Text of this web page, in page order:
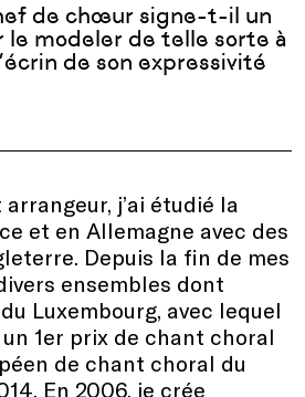
de chœur signe-t-il un
le modeler de telle sorte à
de son expressivité
j’ai étudié la
et en Allemagne avec des
Depuis la fin de mes
ensembles dont
Luxembourg, avec lequel
1er prix de chant choral
de chant choral du
En 2006, je crée